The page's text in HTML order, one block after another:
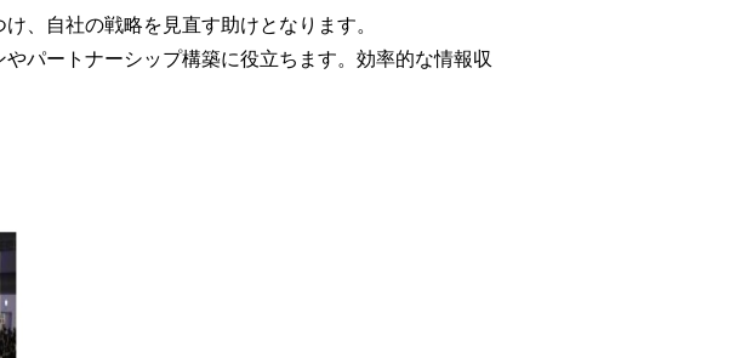
、自社の戦略を見直す助けとなります。
パートナーシップ構築に役立ちます。効率的な情報収